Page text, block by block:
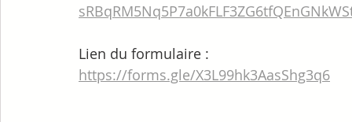
Lien du formulaire :
https://forms.gle/X3L99hk3AasShg3q6